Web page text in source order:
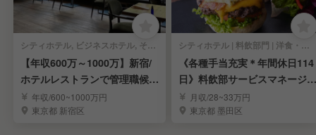
シティホテル, ビジネスホテル, その他ホテル | 料飲部門 | イタリアン, 洋食・西洋料理 | マネージャー・管理職(料飲)
【年収600万～1000万】新宿/
ホテルレストランで管理職候補
を募集☆
年収/600~1000万円
東京都 新宿区
シティホテル | 料飲部門 | 洋食・西洋料理, カフェ | マネージャー・管理職(料飲)
《各種手当充実＊年間休日114
日》料飲部サービスマネージャ
ー候補／錦糸町駅
月収/28~33万円
東京都 墨田区